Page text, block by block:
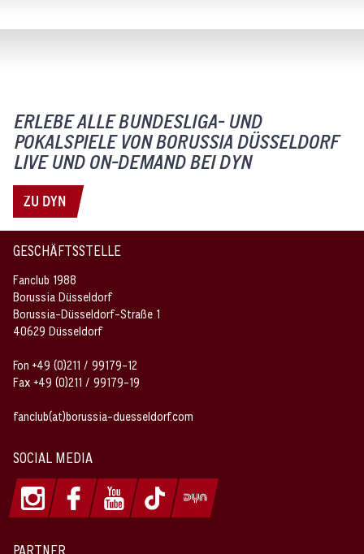
ERLEBE ALLE BUNDESLIGA- UND
POKALSPIELE VON BORUSSIA DÜSSELDORF
LIVE UND ON-DEMAND BEI DYN
ZU DYN
GESCHÄFTSSTELLE
Fanclub 1988
Borussia Düsseldorf
Borussia-Düsseldorf-Straße 1
40629 Düsseldorf
Fon +49 (0)211 / 99179-12
Fax +49 (0)211 / 99179-19
fanclub(at)borussia-duesseldorf.com
SOCIAL MEDIA
PARTNER